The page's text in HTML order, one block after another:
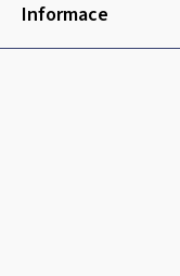
Informace